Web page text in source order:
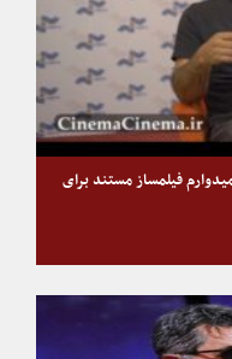
فیلمساز مستند برای